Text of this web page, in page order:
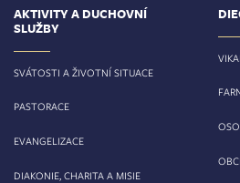
AKTIVITY A DUCHOVNÍ
SLUŽBY
SVÁTOSTI A ŽIVOTNÍ SITUACE
PASTORACE
EVANGELIZACE
DIAKONIE, CHARITA A MISIE